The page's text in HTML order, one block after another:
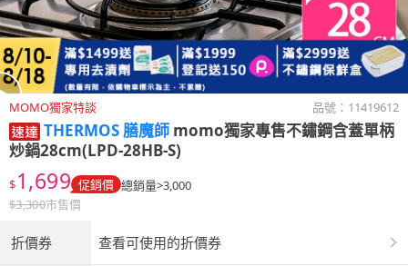
MOMO獨家特談 品號： 11419612
THERMOS 膳魔師 momo獨家專售不鏽鋼含蓋單柄
炒鍋28cm(LPD-28HB-S)
$1,699 促銷價 總銷量>3,000
$3,300市售價
折價券 查看可使用的折價券